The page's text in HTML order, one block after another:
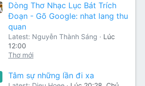
Dòng Thơ Nhạc Lục Bát Trích
Đoạn - Gõ Google: nhat lang thu
quan
Latest: Nguyễn Thành Sáng
Lúc
12:00
Thơ mới
Tâm sự những lần đi xa